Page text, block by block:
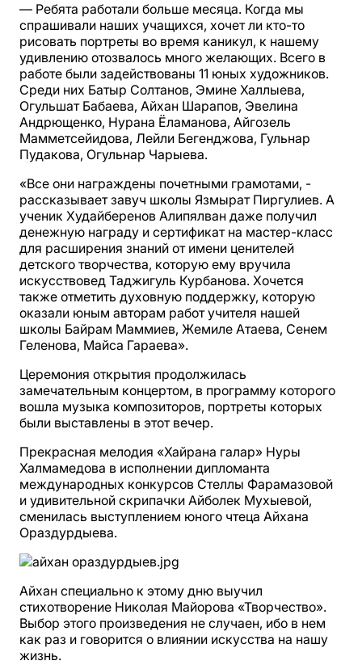
— Ребята работали больше месяца. Когда мы
спрашивали наших учащихся, хочет ли кто-то
рисовать портреты во время каникул, к нашему
удивлению отозвалось много желающих. Всего в
работе были задействованы 11 юных художников.
Среди них Батыр Солтанов, Эмине Халлыева,
Огульшат Бабаева, Айхан Шарапов, Эвелина
Андрющенко, Нурана Ёламанова, Айгозель
Мамметсейидова, Лейли Бегенджова, Гульнар
Пудакова, Огульнар Чарыева.
«Все они награждены почетными грамотами, -
рассказывает завуч школы Язмырат Пиргулиев. А
ученик Худайберенов Алипялван даже получил
денежную награду и сертификат на мастер-класс
для расширения знаний от имени ценителей
детского творчества, которую ему вручила
искусствовед Таджигуль Курбанова. Хочется
также отметить духовную поддержку, которую
оказали юным авторам работ учителя нашей
школы Байрам Маммиев, Жемиле Атаева, Сенем
Геленова, Майса Гараева».
Церемония открытия продолжилась
замечательным концертом, в программу которого
вошла музыка композиторов, портреты которых
были выставлены в этот вечер.
Прекрасная мелодия «Хайрана галар» Нуры
Халмамедова в исполнении дипломанта
международных конкурсов Стеллы Фарамазовой
и удивительной скрипачки Айболек Мухыевой,
сменилась выступлением юного чтеца Айхана
Ораздурдыева.
Айхан специально к этому дню выучил
стихотворение Николая Майорова «Творчество».
Выбор этого произведения не случаен, ибо в нем
как раз и говорится о влиянии искусства на нашу
жизнь.